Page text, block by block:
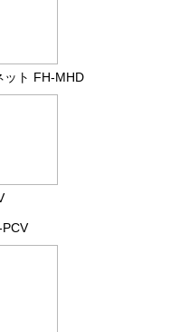
ット FH-MHD